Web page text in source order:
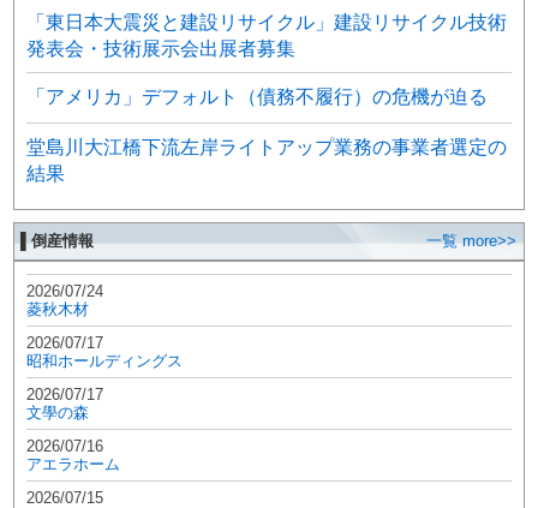
「東日本大震災と建設リサイクル」建設リサイクル技術
発表会・技術展示会出展者募集
「アメリカ」デフォルト（債務不履行）の危機が迫る
堂島川大江橋下流左岸ライトアップ業務の事業者選定の
結果
▌倒産情報 一覧 more>>
2026/07/24
菱秋木材
2026/07/17
昭和ホールディングス
2026/07/17
文學の森
2026/07/16
アエラホーム
2026/07/15